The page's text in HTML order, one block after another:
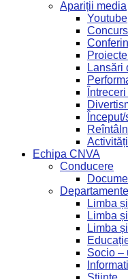
Apariții media
Youtube
Lansări
Echipa CNVA
Conducere
Limba
Limba
Limba
Socio –